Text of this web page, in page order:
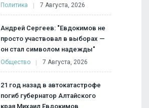
Политика 7 Августа, 2026
Андрей Сергеев: "Евдокимов не
просто участвовал в выборах —
он стал символом надежды"
Общество 7 Августа, 2026
21 год назад в автокатастрофе
погиб губернатор Алтайского
края Михаил Евдокимов